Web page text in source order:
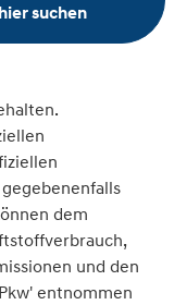
suchen
dem
und den
entnommen